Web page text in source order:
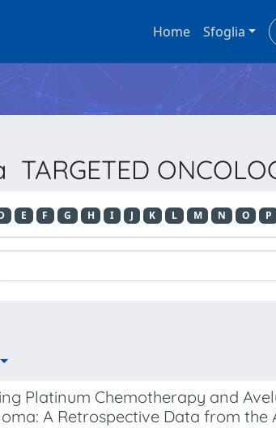
Home Sfoglia
E F G H I J K L M N O P
Platinum Chemotherapy and
A Retrospective Data from the